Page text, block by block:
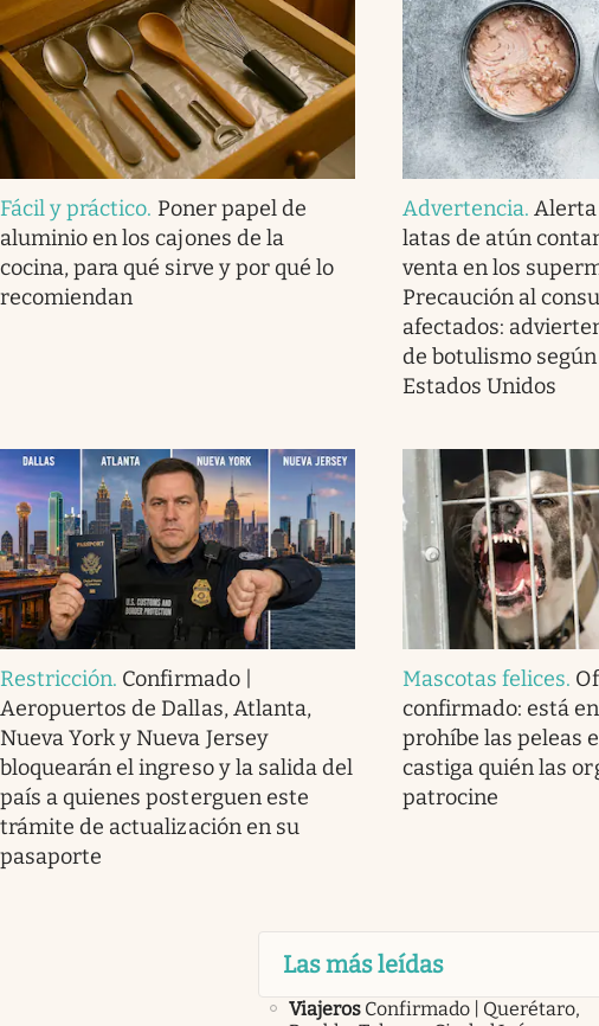
Fácil y práctico. Poner papel de
aluminio en los cajones de la
cocina, para qué sirve y por qué lo
recomiendan
Advertencia.
latas de atún
venta en los
Precaución al
afectados:
de botulismo
Estados Unidos
Restricción. Confirmado |
Aeropuertos de Dallas, Atlanta,
Nueva York y Nueva Jersey
bloquearán el ingreso y la salida del
país a quienes posterguen este
trámite de actualización en su
pasaporte
Mascotas felices.
confirmado: está
prohíbe las peleas
castiga quién las
patrocine
Las más leídas
Viajeros Confirmado | Querétaro,